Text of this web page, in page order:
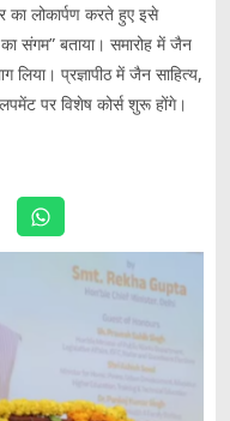
का लोकार्पण करते हुए इसे
संगम” बताया। समारोह में जैन
लिया। प्रज्ञापीठ में जैन साहित्य,
पर विशेष कोर्स शुरू होंगे।